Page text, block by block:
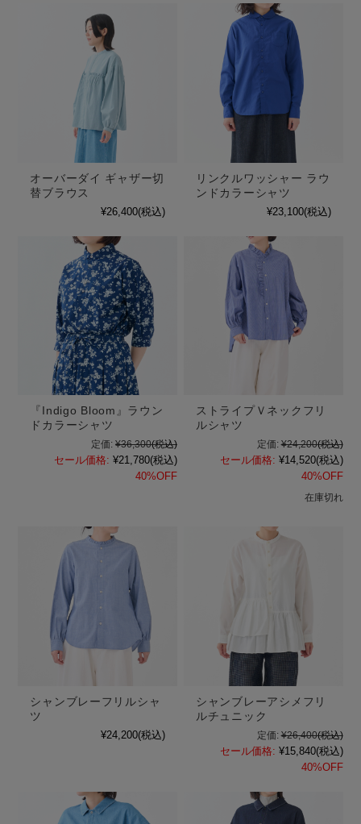
オーバーダイ ギャザー切
替ブラウス
¥26,400(税込)
リンクルワッシャー ラウ
ンドカラーシャツ
¥23,100(税込)
『Indigo Bloom』ラウン
ドカラーシャツ
定価: ¥36,300(税込)
セール価格: ¥21,780(税込)
40%OFF
ストライプＶネックフリ
ルシャツ
定価: ¥24,200(税込)
セール価格: ¥14,520(税込)
40%OFF
在庫切れ
シャンブレーフリルシャ
ツ
¥24,200(税込)
シャンブレーアシメフリ
ルチュニック
定価: ¥26,400(税込)
セール価格: ¥15,840(税込)
40%OFF